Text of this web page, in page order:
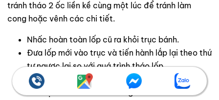
tránh tháo 2 ốc liền kề cùng một lúc để tránh làm
cong hoặc vênh các chi tiết.
Nhấc hoàn toàn lốp cũ ra khỏi trục bánh.
Đưa lốp mới vào trục và tiến hành lắp lại theo thứ
tự ngược lại so với quá trình tháo lốp.
Hạ kích dần xuống cho đến khi bánh xe tiếp xúc